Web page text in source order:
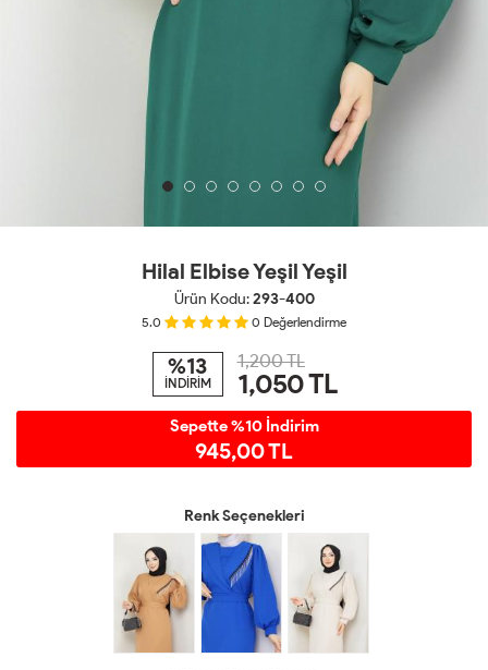
Hilal Elbise Yeşil Yeşil
Ürün Kodu:293-400
5.0 0 Değerlendirme
%13
İNDİRİM
1,200 TL
1,050TL
Sepette %10 İndirim
945,00 TL
Renk Seçenekleri